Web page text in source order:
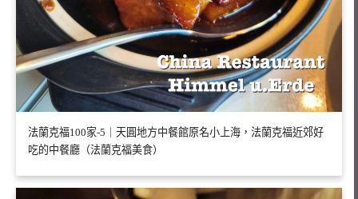
法蘭克福100家-5｜天圓地方中餐館原名小上海，法蘭克福近郊好
吃的中餐廳（法蘭克福美食）